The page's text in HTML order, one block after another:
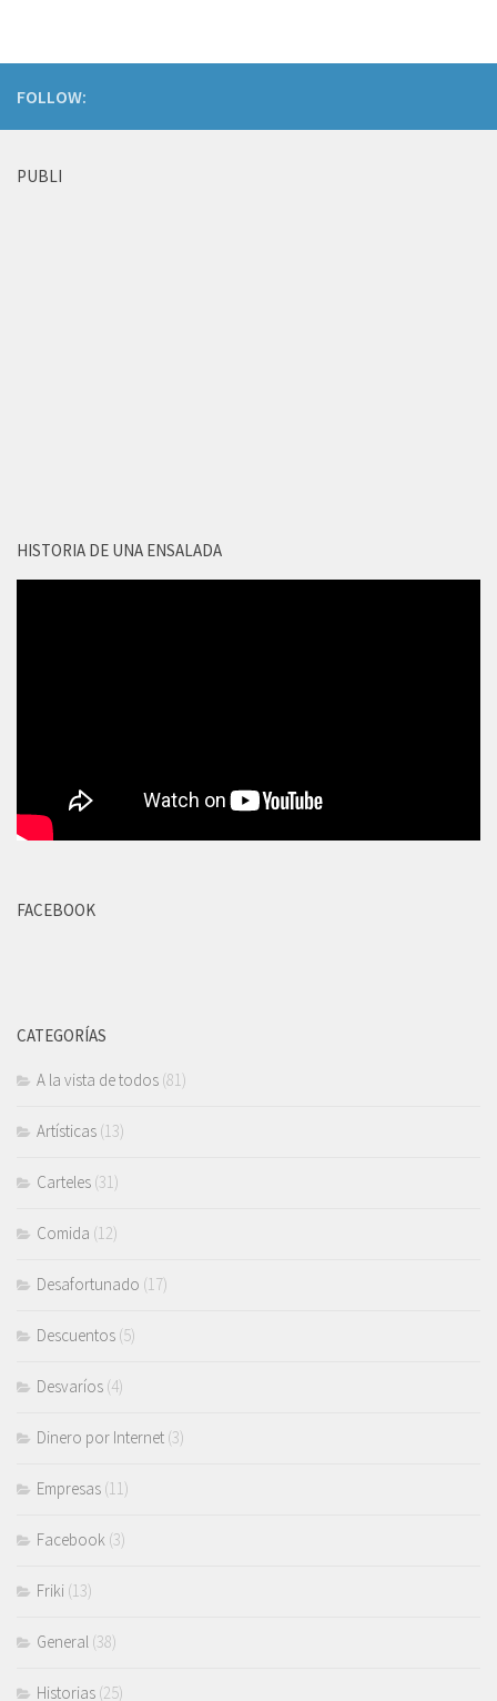
FOLLOW:
PUBLI
HISTORIA DE UNA ENSALADA
FACEBOOK
CATEGORÍAS
A la vista de todos (81)
Artísticas (13)
Carteles (31)
Comida (12)
Desafortunado (17)
Descuentos (5)
Desvaríos (4)
Dinero por Internet (3)
Empresas (11)
Facebook (3)
Friki (13)
General (38)
Historias (25)